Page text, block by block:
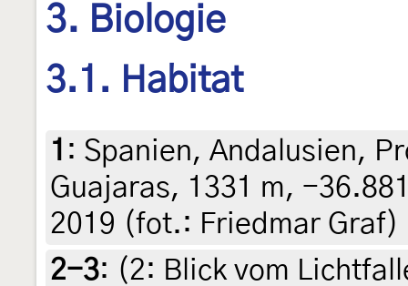
3. Biologie
3.1. Habitat
1 : Spanien, Andalusien,
Guajaras, 1331 m, -
2019 (fot.: Friedmar Graf)
2-3: (2: Blick vom